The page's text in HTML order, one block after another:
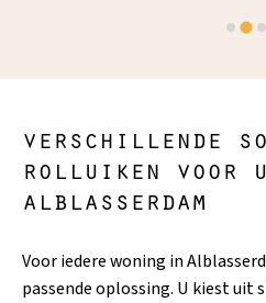
verschillende
rolluiken voor
alblasserdam
Voor iedere woning in
passende oplossing. U kiest uit